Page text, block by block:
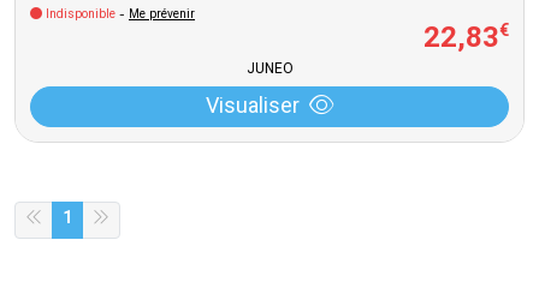
Indisponible - Me prévenir
22,83€
JUNEO
Visualiser
1